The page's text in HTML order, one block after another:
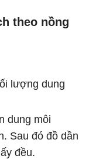
theo nồng
lượng dung
dung môi
Sau đó đồ dần
đều.